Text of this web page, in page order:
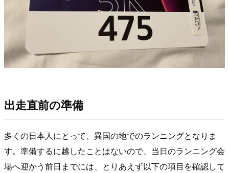
出走直前の準備
多くの日本人にとって、異国の地でのランニングとなりま
す。準備するに越したことはないので、当日のランニング会
場へ迎かう前日までには、とりあえず以下の項目を確認して